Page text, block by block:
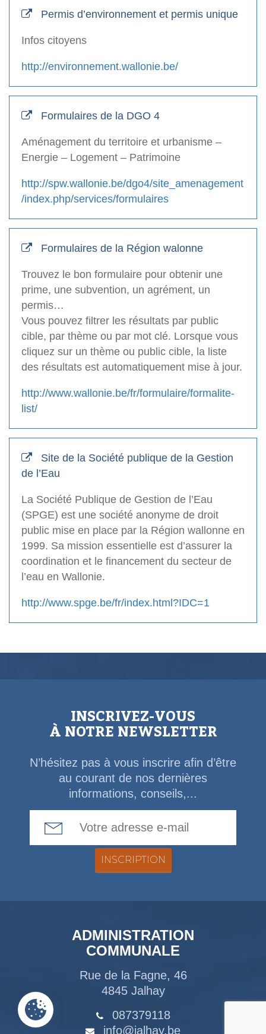
Permis d’environnement et permis unique
Infos citoyens
http://environnement.wallonie.be/
Formulaires de la DGO 4
Aménagement du territoire et urbanisme –
Energie – Logement – Patrimoine
http://spw.wallonie.be/dgo4/site_amenagement
/index.php/services/formulaires
Formulaires de la Région walonne
Trouvez le bon formulaire pour obtenir une
prime, une subvention, un agrément, un
permis…
Vous pouvez filtrer les résultats par public
cible, par thème ou par mot clé. Lorsque vous
cliquez sur un thème ou public cible, la liste
des résultats est automatiquement mise à jour.
http://www.wallonie.be/fr/formulaire/formalite-
list/
Site de la Société publique de la Gestion
de l’Eau
La Société Publique de Gestion de l’Eau
(SPGE) est une société anonyme de droit
public mise en place par la Région wallonne en
1999. Sa mission essentielle est d’assurer la
coordination et le financement du secteur de
l’eau en Wallonie.
http://www.spge.be/fr/index.html?IDC=1
INSCRIVEZ-VOUS
À NOTRE NEWSLETTER
N’hésitez pas à vous inscrire afin d’être
au courant de nos dernières
informations, conseils,...
ADMINISTRATION
COMMUNALE
Rue de la Fagne, 46
4845 Jalhay
087379118
info@jalhay.be